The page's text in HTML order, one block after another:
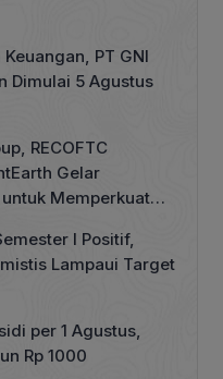
PT GNI
Dimulai 5 Agustus
RECOFTC
Gelar
Memperkuat
I Positif,
Lampaui Target
per 1 Agustus,
Rp 1000